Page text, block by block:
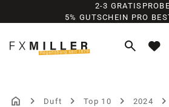
Zum Hauptinhalt springen
2-3
5% GUTSCHEIN PRO
Duft Top 10 2024